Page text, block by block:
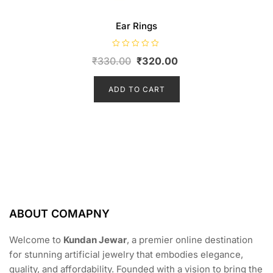
Ear Rings
a
e
0
₹330.00 Original
price
was:
₹330.00.
₹320.00
ADD TO CART
ABOUT COMAPNY
Welcome to Kundan Jewar, a premier online destination
for stunning artificial jewelry that embodies elegance,
quality, and affordability. Founded with a vision to bring the